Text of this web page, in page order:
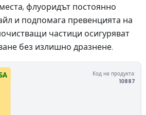
флуоридът постоянно
и подпомага превенцията на
частици осигуряват
без излишно дразнене.
Код на продукта:
10887